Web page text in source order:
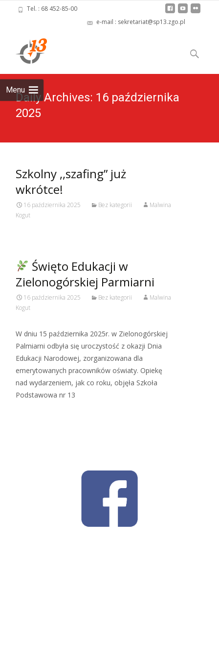
Tel. : 68 452-85-00
e-mail : sekretariat@sp13.zgo.pl
Menu
to
content
Szukaj:
Daily Archives: 16 października
2025
Szkolny ,,szafing” już
wkrótce!
16 października 2025 Bez kategorii
Malwina
Kogut
Święto Edukacji w
Zielonogórskiej Parmiarni
16 października 2025 Bez kategorii
Malwina
Kogut
W dniu 15 października 2025r. w Zielonogórskiej
Palmiarni odbyła się uroczystość z okazji Dnia
Edukacji Narodowej, zorganizowana dla
emerytowanych pracowników oświaty. Opiekę
nad wydarzeniem, jak co roku, objęła Szkoła
Podstawowa nr 13